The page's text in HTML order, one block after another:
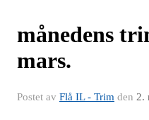
månedens
mars.
Postet av Flå IL - Trim den 2.